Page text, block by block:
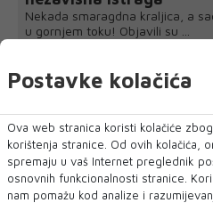
Nekada smaragdna kraljica, a
u gornjem toku! Objavili su ...
Postavke kolačića
Ova web stranica koristi kolačiće
korištenja stranice. Od ovih kolačića,
spremaju u vaš Internet preglednik
osnovnih funkcionalnosti stranice.
nam pomažu kod analize i